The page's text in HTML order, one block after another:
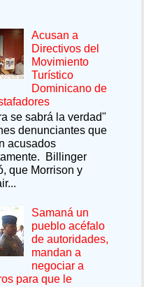
Acusan a
Directivos del
Movimiento
Turístico
Dominicano de
se sabrá la verdad"
denunciantes que
acusados
Billinger
que Morrison y
Samaná un
pueblo acéfalo
de autoridades,
mandan a
negociar a
para que le